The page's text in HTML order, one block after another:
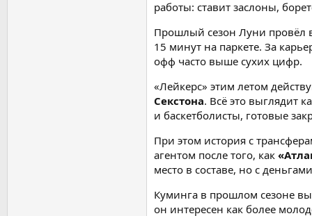
работы: ставит заслоны,
Прошлый сезон Луни провёл
15 минут на паркете. За
офф часто выше сухих цифр.
«Лейкерс» этим летом
Секстона. Всё это выглядит
и баскетболисты, готовые
При этом история с
агентом после того, как
место в составе, но с
Куминга в прошлом сезоне
он интересен как более